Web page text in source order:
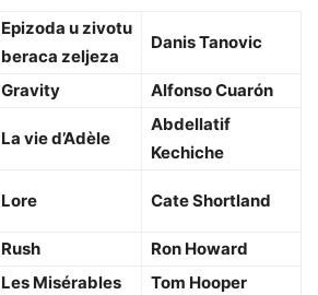
Epizoda u zivotu
beraca zeljeza
Danis Tanovic
Gravity
Alfonso Cuarón
La vie d’Adèle
Abdellatif
Kechiche
Lore Cate Shortland
Rush
Ron Howard
Les Misérables Tom Hooper